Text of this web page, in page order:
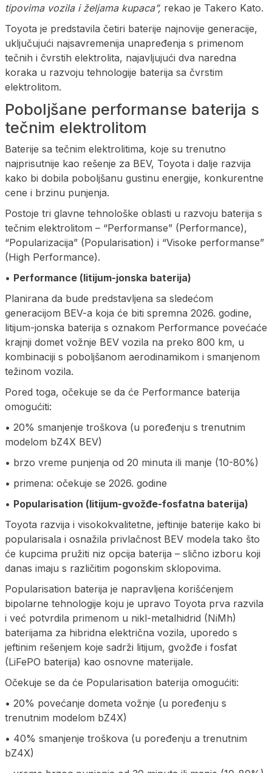
tipovima vozila i željama kupaca”, rekao je Takero Kato.
Toyota je predstavila četiri baterije najnovije generacije,
uključujući najsavremenija unapređenja s primenom
tečnih i čvrstih elektrolita, najavljujući dva naredna
koraka u razvoju tehnologije baterija sa čvrstim
elektrolitom.
Poboljšane performanse baterija s
tečnim elektrolitom
Baterije sa tečnim elektrolitima, koje su trenutno
najprisutnije kao rešenje za BEV, Toyota i dalje razvija
kako bi dobila poboljšanu gustinu energije, konkurentne
cene i brzinu punjenja.
Postoje tri glavne tehnološke oblasti u razvoju baterija s
tečnim elektrolitom – “Performanse” (Performance),
“Popularizacija” (Popularisation) i “Visoke performanse”
(High Performance).
• Performance (litijum-jonska baterija)
Planirana da bude predstavljena sa sledećom
generacijom BEV-a koja će biti spremna 2026. godine,
litijum-jonska baterija s oznakom Performance povećaće
krajnji domet vožnje BEV vozila na preko 800 km, u
kombinaciji s poboljšanom aerodinamikom i smanjenom
težinom vozila.
Pored toga, očekuje se da će Performance baterija
omogućiti:
• 20% smanjenje troškova (u poređenju s trenutnim
modelom bZ4X BEV)
• brzo vreme punjenja od 20 minuta ili manje (10-80%)
• primena: očekuje se 2026. godine
• Popularisation (litijum-gvožđe-fosfatna baterija)
Toyota razvija i visokokvalitetne, jeftinije baterije kako bi
popularisala i osnažila privlačnost BEV modela tako što
će kupcima pružiti niz opcija baterija – slično izboru koji
danas imaju s različitim pogonskim sklopovima.
Popularisation baterija je napravljena korišćenjem
bipolarne tehnologije koju je upravo Toyota prva razvila
i već potvrdila primenom u nikl-metalhidrid (NiMh)
baterijama za hibridna električna vozila, uporedo s
jeftinim rešenjem koje sadrži litijum, gvožđe i fosfat
(LiFePO baterija) kao osnovne materijale.
Očekuje se da će Popularisation baterija omogućiti:
• 20% povećanje dometa vožnje (u poređenju s
trenutnim modelom bZ4X)
• 40% smanjenje troškova (u poređenju a trenutnim
bZ4X)